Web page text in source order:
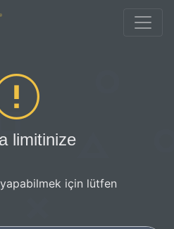
limitinize
için lütfen